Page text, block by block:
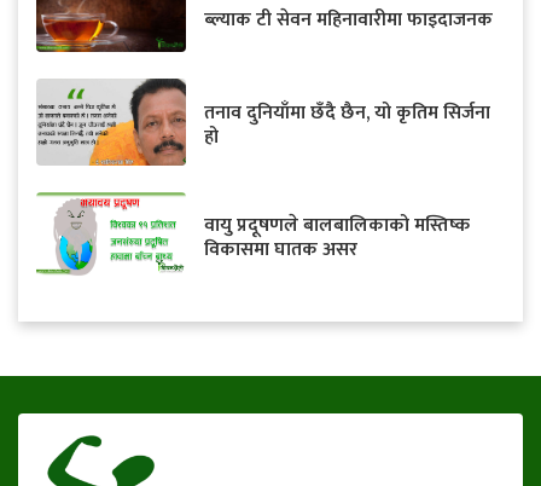
ब्ल्याक टी सेवन महिनावारीमा फाइदाजनक
तनाव दुनियाँमा छँदै छैन, यो कृतिम सिर्जना
हो
वायु प्रदूषणले बालबालिकाको मस्तिष्क
विकासमा घातक असर